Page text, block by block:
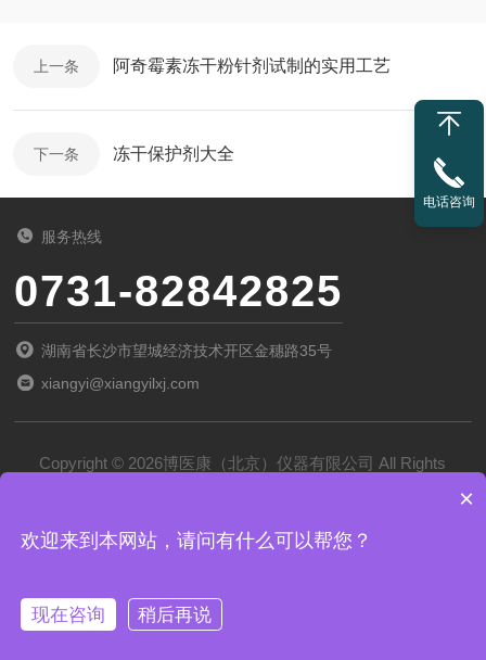
上一条 阿奇霉素冻干粉针剂试制的实用工艺
下一条 冻干保护剂大全
服务热线
0731-82842825
湖南省长沙市望城经济技术开区金穗路35号
xiangyi@xiangyilxj.com
Copyright © 2026博医康（北京）仪器有限公司 All Rights
电话咨询
京公网安备 11011102002194号
×
欢迎来到本网站，请问有什么可以帮您？
现在咨询 稍后再说